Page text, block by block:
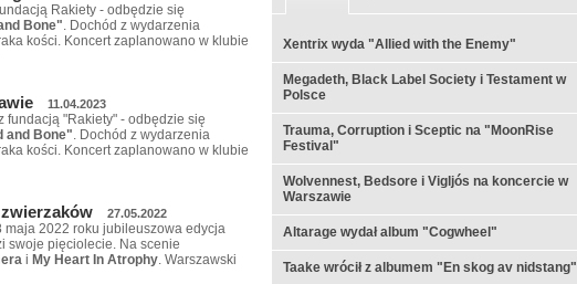
Rakiety - odbędzie się
Bone". Dochód z wydarzenia
kości. Koncert zaplanowano w klubie
11.04.2023
fundacją "Rakiety" - odbędzie się
and Bone". Dochód z wydarzenia
kości. Koncert zaplanowano w klubie
27.05.2022
maja 2022 roku jubileuszowa edycja
swoje pięciolecie. Na scenie
i My Heart In Atrophy. Warszawski
Xentrix wyda "Allied with the Enemy"
Megadeth, Black Label Society i Testament w
Polsce
Trauma, Corruption i Sceptic na "MoonRise
Festival"
Wolvennest, Bedsore i Vigljós na koncercie w
Warszawie
Altarage wydał album "Cogwheel"
Taake wrócił z albumem "En skog av nidstang"